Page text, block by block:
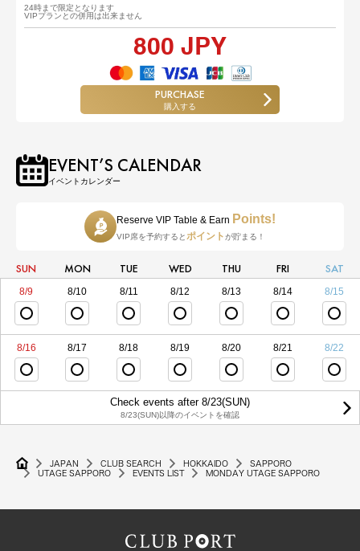
24時まで限定となります
VIPプランとの併用は出来ません
800 JPY
PURCHASE
購入する
EVENT’S CALENDAR
イベントカレンダー
Reserve VIP Table & Earn Points!
VIP席を予約すると ポイント が貯まる！
SUN MON TUE WED THU FRI SAT
8/9 8/10 8/11 8/12 8/13 8/14 8/15
8/16 8/17 8/18 8/19 8/20 8/21 8/22
Check events after 8/23(SUN)
8/23(SUN)以降のイベントを確認
JAPAN CLUB SEARCH HOKKAIDO
SAPPORO
UTAGE SAPPORO
EVENTS LIST MONDAY UTAGE SAPPORO